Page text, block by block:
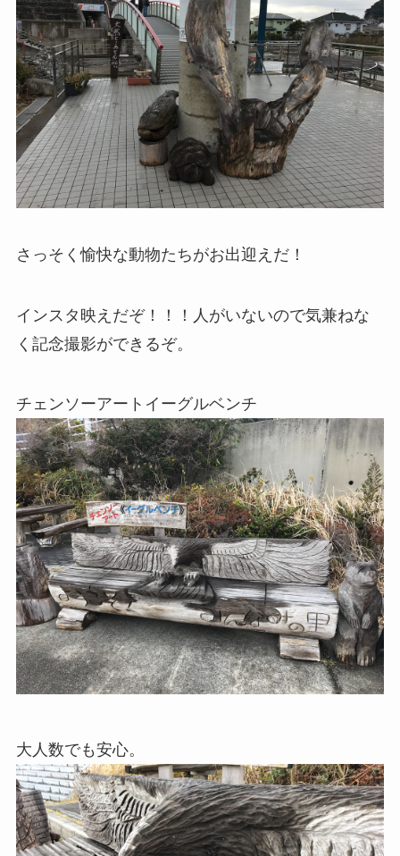
さっそく愉快な動物たちがお出迎えだ！
インスタ映えだぞ！！！人がいないので気兼ねな
く記念撮影ができるぞ。
チェンソーアートイーグルベンチ
大人数でも安心。